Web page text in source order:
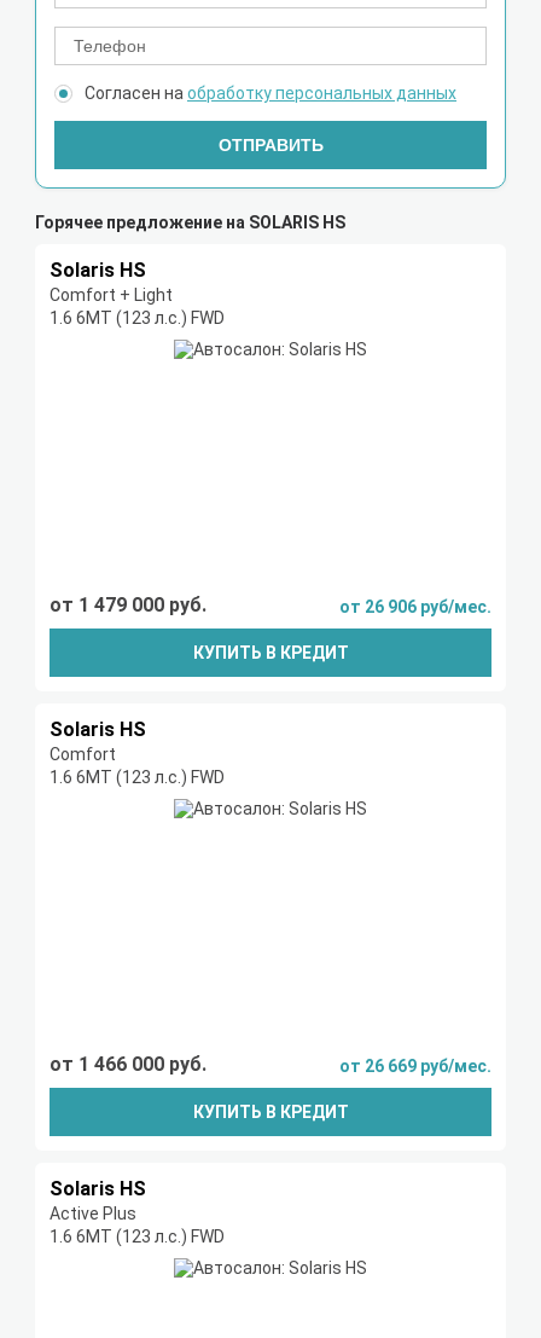
Согласен наобработку персональных данных
ОТПРАВИТЬ
Горячее предложение на SOLARIS HS
Solaris HS
Comfort + Light
1.6 6MT (123 л.с.) FWD
от 1 479 000 руб. от 26 906 руб/мес.
КУПИТЬ В КРЕДИТ
Solaris HS
Comfort
1.6 6MT (123 л.с.) FWD
от 1 466 000 руб. от 26 669 руб/мес.
КУПИТЬ В КРЕДИТ
Solaris HS
Active Plus
1.6 6MT (123 л.с.) FWD